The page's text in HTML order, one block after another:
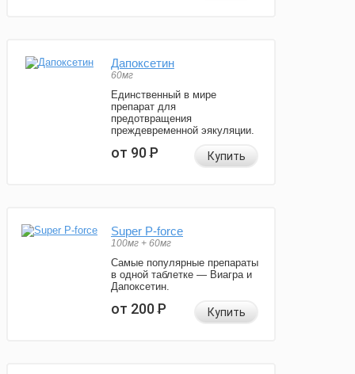
Дапоксетин
60мг
Единственный в мире
препарат для
предотвращения
преждевременной эякуляции.
от 90Р Купить
Super P-force
100мг + 60мг
Самые популярные препараты
в одной таблетке — Виагра и
Дапоксетин.
от 200Р Купить